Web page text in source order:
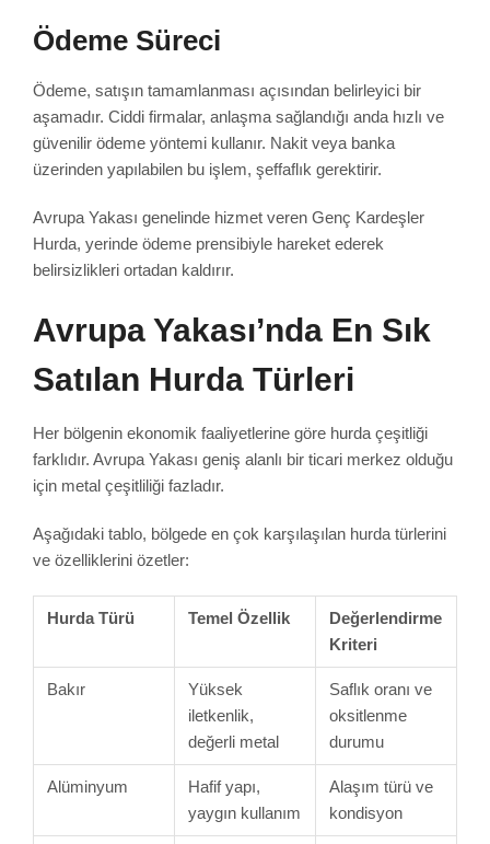
Ödeme Süreci
Ödeme, satışın tamamlanması açısından belirleyici bir
aşamadır. Ciddi firmalar, anlaşma sağlandığı anda hızlı ve
güvenilir ödeme yöntemi kullanır. Nakit veya banka
üzerinden yapılabilen bu işlem, şeffaflık gerektirir.
Avrupa Yakası genelinde hizmet veren Genç Kardeşler
Hurda, yerinde ödeme prensibiyle hareket ederek
belirsizlikleri ortadan kaldırır.
Avrupa Yakası’nda En Sık
Satılan Hurda Türleri
Her bölgenin ekonomik faaliyetlerine göre hurda çeşitliği
farklıdır. Avrupa Yakası geniş alanlı bir ticari merkez olduğu
için metal çeşitliliği fazladır.
Aşağıdaki tablo, bölgede en çok karşılaşılan hurda türlerini
ve özelliklerini özetler:
Hurda Türü Temel Özellik
Değerlendirme
Kriteri
Bakır
Yüksek
iletkenlik,
değerli metal
Saflık oranı ve
oksitlenme
durumu
Alüminyum
Hafif yapı,
yaygın kullanım
Alaşım türü ve
kondisyon